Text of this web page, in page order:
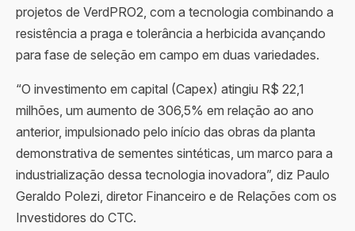
projetos de VerdPRO2, com a tecnologia combinando a
resistência a praga e tolerância a herbicida avançando
para fase de seleção em campo em duas variedades.
“O investimento em capital (Capex) atingiu R$ 22,1
milhões, um aumento de 306,5% em relação ao ano
anterior, impulsionado pelo início das obras da planta
demonstrativa de sementes sintéticas, um marco para a
industrialização dessa tecnologia inovadora”, diz Paulo
Geraldo Polezi, diretor Financeiro e de Relações com os
Investidores do CTC.